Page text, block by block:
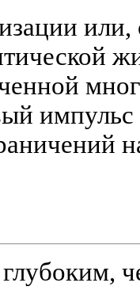
или,
импульс